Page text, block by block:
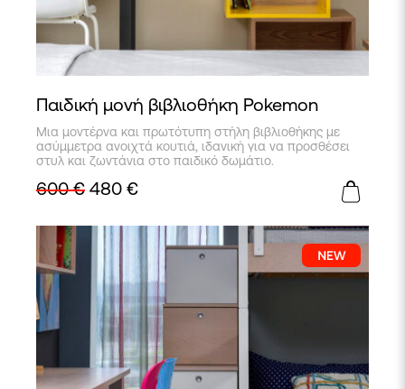
Παιδική μονή βιβλιοθήκη Pokemon
Μια μοντέρνα και πρωτότυπη στήλη βιβλιοθήκης με
ασύμμετρα ανοιχτά κουτιά, ιδανική για να προσθέσει
στυλ και ζωντάνια στο παιδικό δωμάτιο.
600€ 480 €